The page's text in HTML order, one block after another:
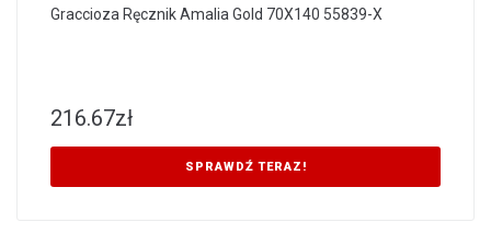
Graccioza Ręcznik Amalia Gold 70X140 55839-X
216.67zł
SPRAWDŹ TERAZ!